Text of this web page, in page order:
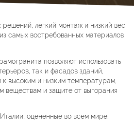
решений, легкий монтаж и низкий вес
самых востребованных материалов
позволяют использовать
так и фасадов зданий,
к высоким и низким температурам,
веществам и защите от выгорания
оцененные во всем мире.